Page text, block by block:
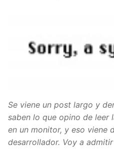
Se viene un post largo y
saben lo que opino de leer
en un monitor, y eso viene
desarrollador. Voy a